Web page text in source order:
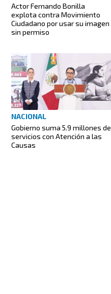
Actor Fernando Bonilla
explota contra Movimiento
Ciudadano por usar su imagen
sin permiso
NACIONAL
Gobierno suma 5.9 millones de
servicios con Atención a las
Causas